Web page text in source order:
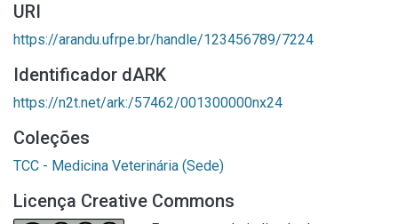
URI
https://arandu.ufrpe.br/handle/123456789/7224
Identificador dARK
https://n2t.net/ark:/57462/001300000nx24
Coleções
TCC - Medicina Veterinária (Sede)
Licença Creative Commons